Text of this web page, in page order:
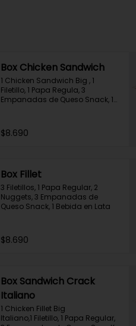
Box Chicken Sandwich
1 Chicken Sandwich Big , 1
Filetillo, 1 Papa Regula, 3
Empanadas de Queso Snack, 1
$8.690
Box Fillet
3 Filetillos, 1 Papa Regular, 2
Nuggets, 3 Empanadas de
Queso Snack, 1 Bebida en Lata
$8.690
Box Sandwich Crack
Italiano
1 Chicken Fillet Big
Italiano,1 Filetillo, 1 Papa Regular,